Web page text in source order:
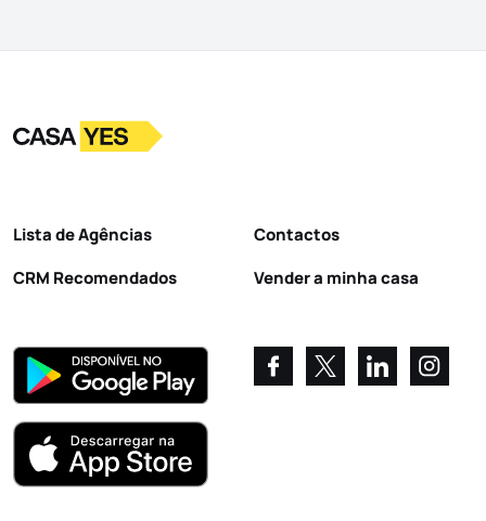
LogoIr para a homepage
Lista de Agências
CRM Recomendados
Contactos
Vender a minha casa